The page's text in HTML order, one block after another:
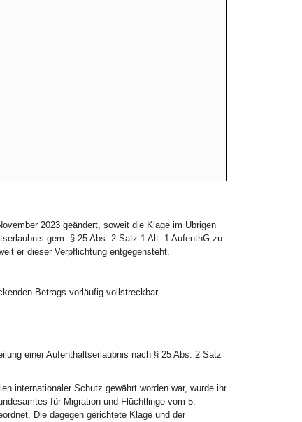
2023 geändert, soweit die Klage im Übrigen
gem. § 25 Abs. 2 Satz 1 Alt. 1 AufenthG zu
er dieser Verpflichtung entgegensteht.
Betrags vorläufig vollstreckbar.
einer Aufenthaltserlaubnis nach § 25 Abs. 2 Satz
internationaler Schutz gewährt worden war, wurde ihr
für Migration und Flüchtlinge vom 5.
Die dagegen gerichtete Klage und der